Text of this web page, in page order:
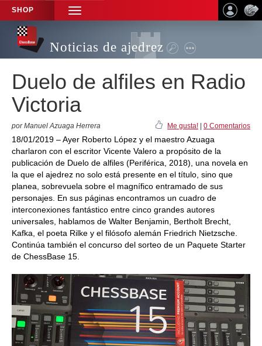
SHOP
TOGGLE
NAVIGATION
Noticias de ajedrez
Duelo de alfiles en Radio
Victoria
por Manuel Azuaga Herrera Me gusta! 0 Comentarios
18/01/2019 – Ayer Roberto López y el maestro Azuaga
charlaron con el escritor Vicente Valero a propósito de la
publicación de Duelo de alfiles (Periférica, 2018), una novela en
la que el ajedrez no solo está presente en el título, sino que
planea, sobrevuela sobre el magnífico entramado de sus
personajes. En sus páginas encontramos un cuadro de
interconexiones fantástico entre cinco grandes autores
universales, hablamos de Walter Benjamin, Bertholt Brecht,
Kafka, el poeta Rilke y el filósofo alemán Friedrich Nietzsche.
Continúa también el concurso del sorteo de un Paquete Starter
de ChessBase 15.